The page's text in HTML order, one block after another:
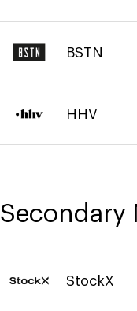
BSTN
HHV
Secondary
StockX